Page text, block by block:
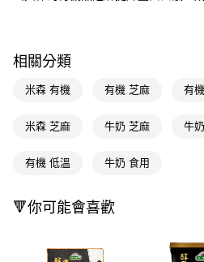
【「AFTEE先享後付」結帳流程】
結帳頁面，進行簡訊認證並確認金額後，即
３．收到繳費通知簡訊後14天內，點擊此
購買商品的店家。未經商家同意取消之訂
※ 交易是否成功請以「AFTEE先享後付 」
是否繳費成功／繳費後需取消欲退款等相
【注意事項】
每筆NT$65，滿NT$390(含以上)免運費
付款後全家取貨
每筆NT$65，滿NT$490(含以上)免運費
付款後萊爾富取貨
7-11取貨付款
相關分類
米森 有機 有機 芝麻 有
米森 芝麻 牛奶 芝麻 牛
有機 低溫 牛奶 食用
🔻你可能會喜歡